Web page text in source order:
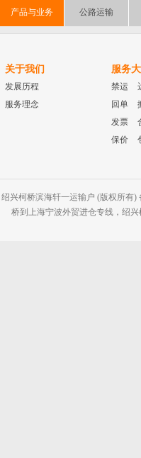
产品与业务 公路运输
关于我们
发展历程
服务理念
服务
禁运
回单
发票
保价
绍兴柯桥滨海轩一运输户 (版权所有)
桥到上海宁波外贸进仓专线，绍兴